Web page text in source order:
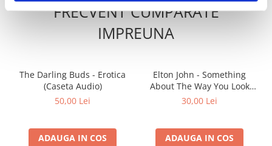
FRECVENT CUMPARATE
IMPREUNA
The Darling Buds - Erotica
(Caseta Audio)
50,00 Lei
ADAUGA IN COS
Elton John - Something
About The Way You Look
Tonight / Candle In The
30,00 Lei
ADAUGA IN COS